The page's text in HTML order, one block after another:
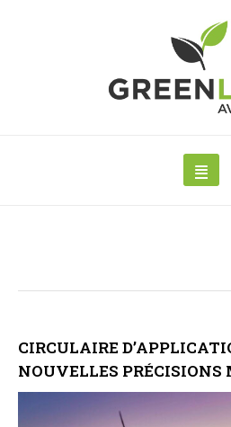
CIRCULAIRE
NOUVELLES